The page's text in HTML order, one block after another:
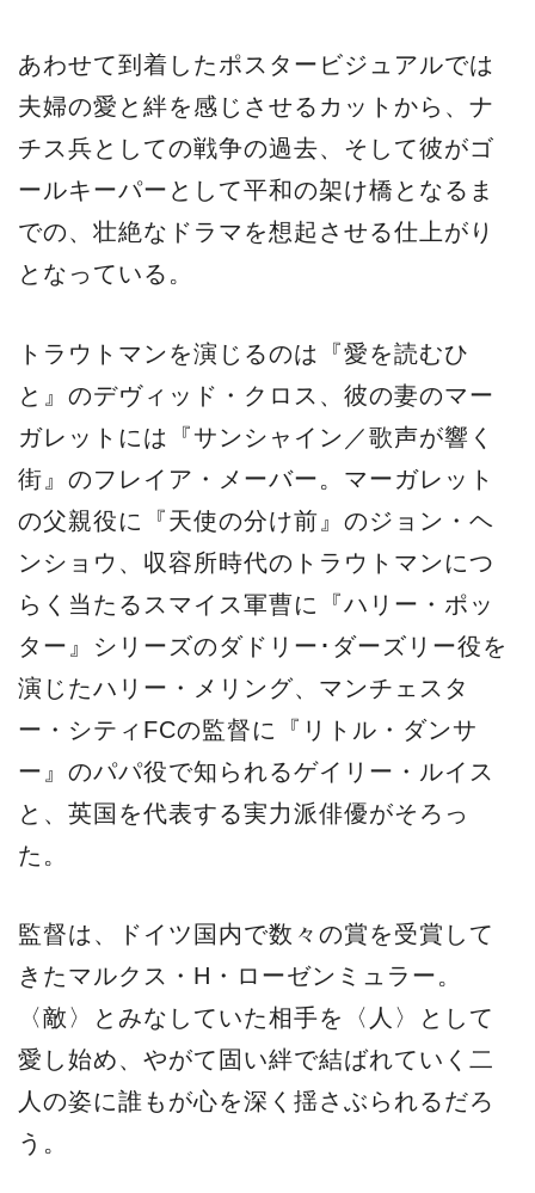
あわせて到着したポスタービジュアルでは
夫婦の愛と絆を感じさせるカットから、ナ
チス兵としての戦争の過去、そして彼がゴ
ールキーパーとして平和の架け橋となるま
での、壮絶なドラマを想起させる仕上がり
となっている。
トラウトマンを演じるのは『愛を読むひ
と』のデヴィッド・クロス、彼の妻のマー
ガレットには『サンシャイン／歌声が響く
街』のフレイア・メーバー。マーガレット
の父親役に『天使の分け前』のジョン・ヘ
ンショウ、収容所時代のトラウトマンにつ
らく当たるスマイス軍曹に『ハリー・ポッ
ター』シリーズのダドリー･ダーズリー役を
演じたハリー・メリング、マンチェスタ
ー・シティFCの監督に『リトル・ダンサ
ー』のパパ役で知られるゲイリー・ルイス
と、英国を代表する実力派俳優がそろっ
た。
監督は、ドイツ国内で数々の賞を受賞して
きたマルクス・H・ローゼンミュラー。
〈敵〉とみなしていた相手を〈人〉として
愛し始め、やがて固い絆で結ばれていく二
人の姿に誰もが心を深く揺さぶられるだろ
う。